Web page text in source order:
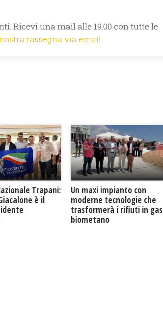
Ricevi una mail alle 19.00 con tutte le
rassegna via email.
Trapani:
è il
Un maxi impianto con
moderne tecnologie che
trasformerà i rifiuti in gas
biometano